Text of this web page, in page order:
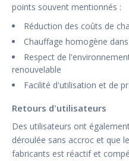
points souvent mentionnés :
Réduction des coûts de
Chauffage homogène
Respect de
renouvelable
Facilité d'utilisation et de
Retours d'utilisateurs
Des utilisateurs ont
déroulée sans accroc et que
fabricants est réactif et